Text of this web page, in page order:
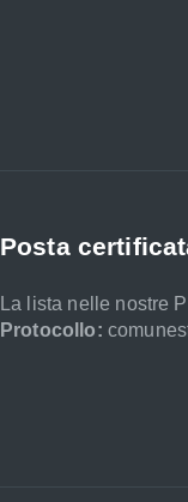
Posta
La lista nelle nostre
Protocollo: